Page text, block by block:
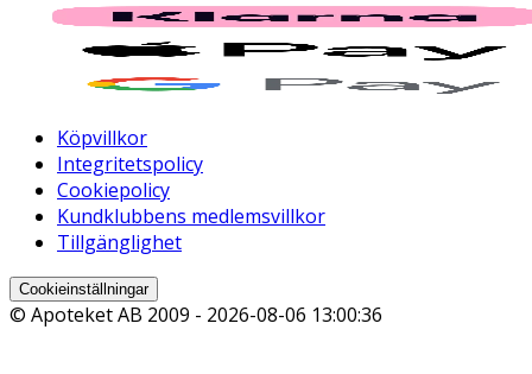
Köpvillkor
Integritetspolicy
Cookiepolicy
Kundklubbens medlemsvillkor
Tillgänglighet
Cookieinställningar
© Apoteket AB 2009 - 2026-08-06 13:00:36